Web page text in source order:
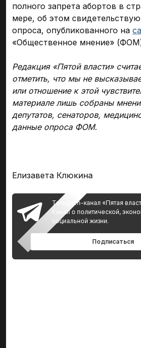
полного запрета абортов в
мере, об этом
опроса, опубликованного на
«Общественное мнение»
Редакция «Пятой власти»
отметить, что мы не
или отношение к этой
материале лишь собраны
депутатов, сенаторов,
данные опроса ФОМ.
Елизавета Клюкина
Telegram-канал «Пятая
Канал о политической,
социальной жизни.
Подписаться